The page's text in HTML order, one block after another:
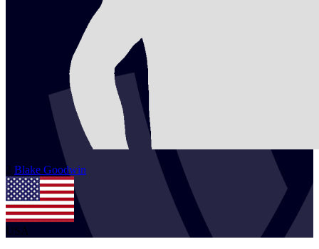
2 Blake Goodwin
USA